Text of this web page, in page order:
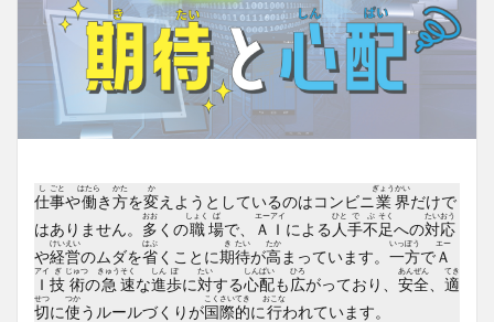
仕
し
事
ごと
や働
はたら
き方
かた
を変
か
えようとしているのはコンビニ業
ぎょう
界
かい
だけで
はありません。 多
おお
くの職
しょく
場
ば
で、 Ａ
エー
Ｉ
アイ
による 人
ひと
手
で
不
ぶ
足
そく
への対
たい
応
おう
や経
けい
営
えい
のムダを省
はぶ
くことに期
き
待
たい
が高
たか
まっています。 一
いっ
方
ぽう
でＡ
エー
Ｉ
アイ
技
ぎ
術
じゅつ
の急
きゅう
速
そく
な進
しん
歩
ぽ
に対
たい
する心
しん
配
ぱい
も広
ひろ
がっており、 安
あん
全
ぜん
適
てき
切
せつ
に使
つか
うルールづくりが国
こく
際
さい
的
てき
に行
おこな
われています。